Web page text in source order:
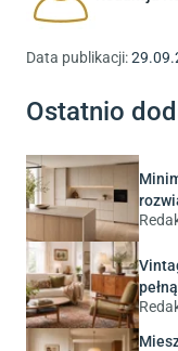
Data publikacji:
Ostatnio